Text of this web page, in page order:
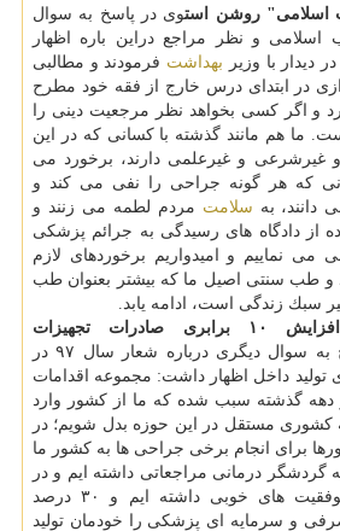
اسلامی" روشن استوی در پاسخ به سوال
و نظر مراجع دراین باره اظهار
با وزیر بهداشت فرمودند و مطالبی
در ابتدای درس خارج از فقه خود مطرح
و اگر كسی بخواهد نظر مرجعیت دینی را
ما هم مانند گذشته با كسانی كه در این
و غیرشرعی و غیرعلمی دارند، برخورد می
كه هر گونه جراحی را نفی می كند و
به سلامت مردم لطمه می زنند و
از دادگاه های رسیدگی به جرائم پزشكی
می نماییم و امیدواریم برخوردهای لازم
و طب سنتی اصیل ما كه بیشتر بعنوان طب
سبك زندگی است، ادامه یابد.
برنامه ریزی برای افزایش ۱۰ برابری صادرات تجهیزات
حریرچی در پاسخ به سوال دیگری درباره شعار سال ۹۷ در
تولید داخل اظهار داشت: مجموعه اقدامات
دهه گذشته سبب شده كه ما از كشور وارد
كشوری مستقل در این حوزه بدل شویم؛ در
برای انجام برخی جراحی ها به كشور ما
گردشگر درمانی مراجعاتی داشته ایم و در
زمینه تولید دارو هم موفقیت های خوبی داشته ایم و ۳۰ درصد
و سرمایه ای پزشكی را خودمان تولید